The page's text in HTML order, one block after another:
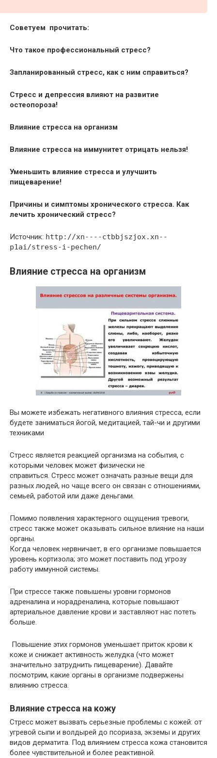
Советуем прочитать:
Что такое профессиональный стресс?
Запланированный стресс, как с ним справиться?
Стресс и депрессия влияют на развитие
остеопороза!
Влияние стресса на организм
Влияние стресса на иммунитет отрицать нельзя!
Уменьшить влияние стресса и улучшить
пищеварение!
Причины и симптомы хронического стресса. Как
лечить хронический стресс?
Источник: http://xn----ctbbjszjox.xn--
p1ai/stress-i-pechen/
Влияние стресса на организм
Вы можете избежать негативного влияния стресса, если
будете заниматься йогой, медитацией, тай-чи и другими
техниками
Стресс является реакцией организма на события, с
которыми человек может физически не
справиться. Стресс может означать разные вещи для
разных людей, но чаще всего он связан с отношениями,
семьей, работой или даже деньгами.
Помимо появления характерного ощущения тревоги,
стресс также может оказывать сильное влияние на наши
органы.
Когда человек нервничает, в его организме повышается
уровень кортизола; это может поставить под угрозу
работу иммунной системы.
При стрессе также повышены уровни гормонов
адреналина и норадреналина, которые повышают
артериальное давление крови и заставляют нас потеть
больше.
Повышение этих гормонов уменьшает приток крови к
коже и снижает активность желудка (что может
значительно затруднить пищеварение). Давайте
посмотрим, какие органы в организме подвержены
влиянию стресса.
Влияние стресса на кожу
Стресс может вызвать серьезные проблемы с кожей: от
угревой сыпи и волдырей до псориаза, экземы и других
видов дерматита. Под влиянием стресса кожа становится
более чувствительной и более реактивной.